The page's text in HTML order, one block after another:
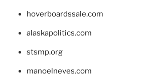
hoverboardssale.com
alaskapolitics.com
stsmp.org
manoelneves.com